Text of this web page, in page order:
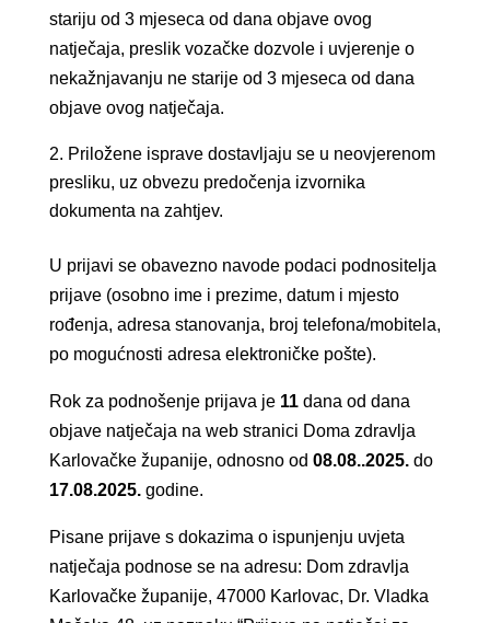
stariju od 3 mjeseca od dana objave ovog
natječaja, preslik vozačke dozvole i uvjerenje o
nekažnjavanju ne starije od 3 mjeseca od dana
objave ovog natječaja.
Priložene isprave dostavljaju se u neovjerenom
presliku, uz obvezu predočenja izvornika
dokumenta na zahtjev.
U prijavi se obavezno navode podaci podnositelja
prijave (osobno ime i prezime, datum i mjesto
rođenja, adresa stanovanja, broj telefona/mobitela,
po mogućnosti adresa elektroničke pošte).
Rok za podnošenje prijava je 11dana od dana
objave natječaja na web stranici Doma zdravlja
Karlovačke županije, odnosno od 08.08..2025.do
17.08.2025.godine.
Pisane prijave s dokazima o ispunjenju uvjeta
natječaja podnose se na adresu: Dom zdravlja
Karlovačke županije, 47000 Karlovac, Dr. Vladka